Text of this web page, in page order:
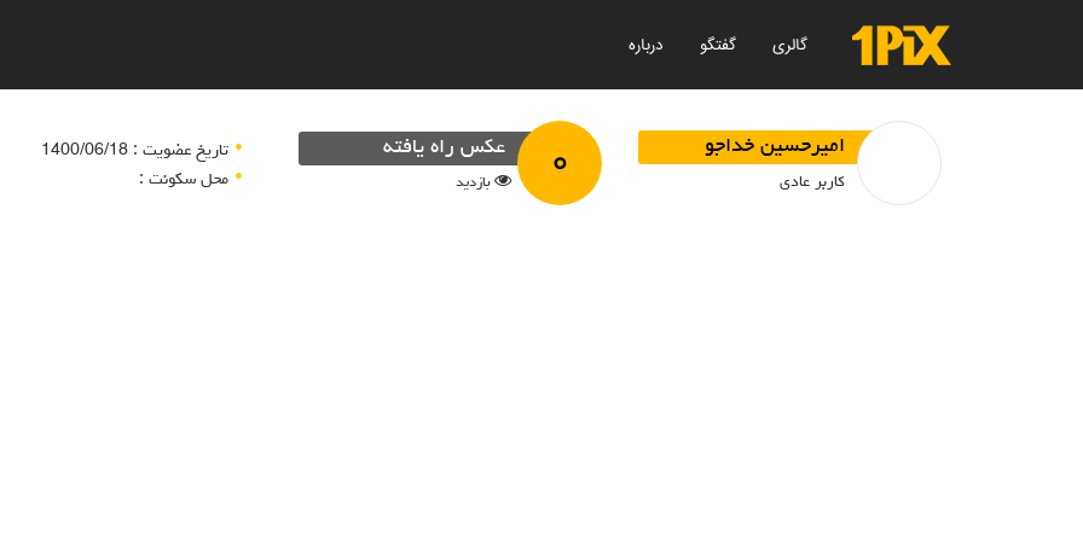
گالری گفتگو درباره
امیرحسین خداجو
کاربر عادی ۰ عکس راه یافته
بازدید
تاریخ عضویت : 1400/06/18
محل سکونت :